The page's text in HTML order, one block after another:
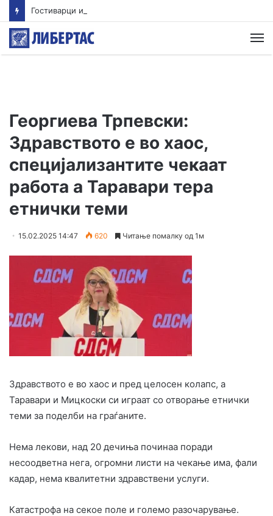
Гостиварци и натаму без пивка вода
Георгиева Трпевски:
Здравството е во хаос,
специјализантите чекаат
работа а Таравари тера
етнички теми
15.02.2025 14:47 620 Читање помалку од 1м
Здравството е во хаос и пред целосен колапс, а
Таравари и Мицкоски си играат со отворање етнички
теми за поделби на граѓаните.
Нема лекови, над 20 дечиња починаа поради
несоодветна нега, огромни листи на чекање има, фали
кадар, нема квалитетни здравствени услуги.
Катастрофа на секое поле и големо разочарување.